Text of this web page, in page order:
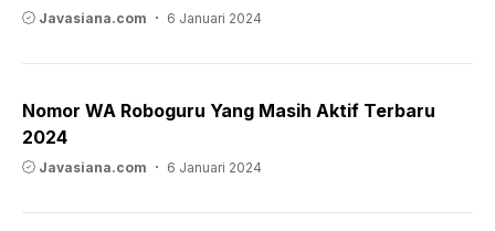
Javasiana.com 6 Januari 2024
Nomor WA Roboguru Yang Masih Aktif Terbaru
2024
Javasiana.com 6 Januari 2024